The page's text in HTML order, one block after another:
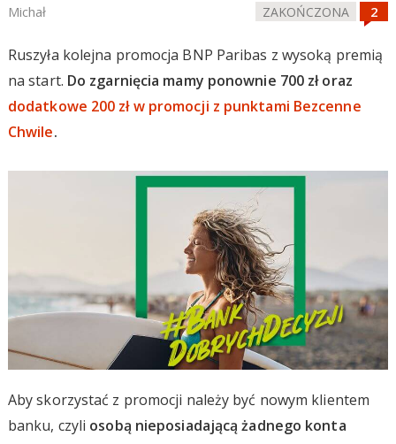
Michał ZAKOŃCZONA
Ruszyła kolejna promocja BNP Paribas z wysoką premią
na start. Do zgarnięcia mamy ponownie 700 zł oraz
dodatkowe 200 zł w promocji z punktami Bezcenne
Chwile.
Aby skorzystać z promocji należy być nowym klientem
banku, czyli osobą nieposiadającą żadnego konta